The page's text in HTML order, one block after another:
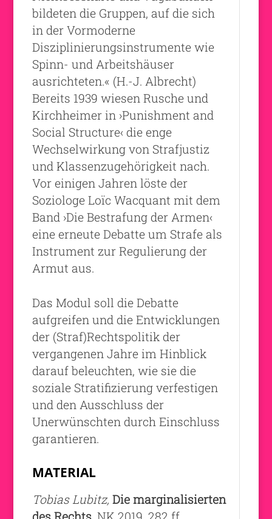
bildeten die Gruppen, auf die sich
in der Vormoderne
Disziplinierungsinstrumente wie
Spinn- und Arbeitshäuser
ausrichteten.« (H.-J. Albrecht)
Bereits 1939 wiesen Rusche und
Kirchheimer in ›Punishment and
Social Structure‹ die enge
Wechselwirkung von Strafjustiz
und Klassenzugehörigkeit nach.
Vor einigen Jahren löste der
Soziologe Loïc Wacquant mit dem
Band ›Die Bestrafung der Armen‹
eine erneute Debatte um Strafe als
Instrument zur Regulierung der
Armut aus.
Das Modul soll die Debatte
aufgreifen und die Entwicklungen
der (Straf)Rechtspolitik der
vergangenen Jahre im Hinblick
darauf beleuchten, wie sie die
soziale Stratifizierung verfestigen
und den Ausschluss der
Unerwünschten durch Einschluss
garantieren.
MATERIAL
Tobias Lubitz, Die marginalisierten